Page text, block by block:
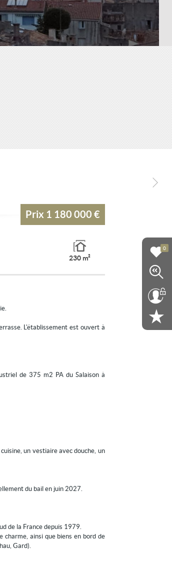
0
Prix 1 180 000 €
230 m²
L'établissement est ouvert à
de 375 m2 PA du Salaison à
un vestiaire avec douche, un
du bail en juin 2027.
de la France depuis 1979.
charme, ainsi que biens en bord de
Gard).